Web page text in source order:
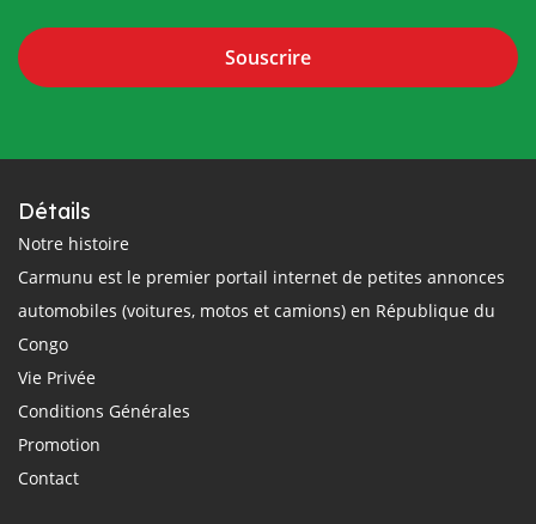
Souscrire
Détails
Notre histoire
Carmunu est le premier portail internet de petites annonces
automobiles (voitures, motos et camions) en République du
Congo
Vie Privée
Conditions Générales
Promotion
Contact